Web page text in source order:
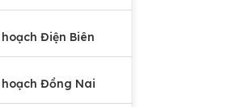
hoạch Điện Biên
hoạch Đồng Nai